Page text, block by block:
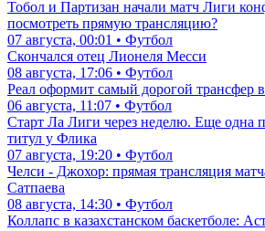
Тобол и Партизан начали матч Лиги
посмотреть прямую трансляцию?
07 августа, 00:01 • Футбол
Скончался отец Лионеля Месси
08 августа, 17:06 • Футбол
Реал оформит самый дорогой трансфер
06 августа, 11:07 • Футбол
Старт Ла Лиги через неделю. Еще одна
титул у Флика
07 августа, 19:20 • Футбол
Челси - Джохор: прямая трансляция
Сатпаева
08 августа, 14:30 • Футбол
Коллапс в казахстанском баскетболе: